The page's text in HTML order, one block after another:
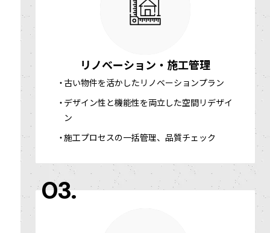
リノベーション・施工管理
古い物件を活かしたリノベーションプラン
デザイン性と機能性を両立した空間リデザイ
ン
施工プロセスの一括管理、品質チェック
03.